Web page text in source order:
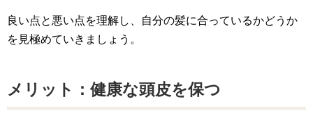
良い点と悪い点を理解し、自分の髪に合っているかどうか
を見極めていきましょう。
メリット：健康な頭皮を保つ